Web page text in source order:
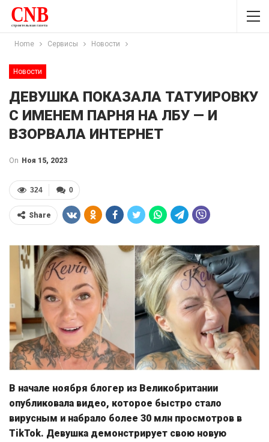
Home Сервисы Новости
Новости
ДЕВУШКА ПОКАЗАЛА ТАТУИРОВКУ
С ИМЕНЕМ ПАРНЯ НА ЛБУ — И
ВЗОРВАЛА ИНТЕРНЕТ
On Ноя 15, 2023
0
324
Share
В начале ноября блогер из Великобритании
опубликовала видео, которое быстро стало
вирусным и набрало более 30 млн просмотров в
TikTok. Девушка демонстрирует свою новую